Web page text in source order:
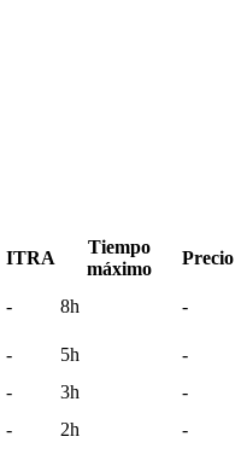
ITRA
Tiempo
máximo
Precio
- 8h -
- 5h
-
- 3h
-
- 2h -